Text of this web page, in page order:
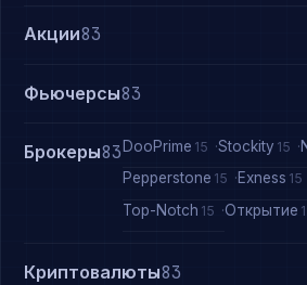
Акции83
Фьючерсы83
Брокеры83 DooPrime 15 Stockity 15
Pepperstone 15 Exness 15
Top-Notch 15 Открытие
Криптовалюты83